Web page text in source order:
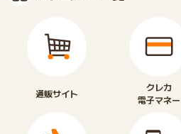
通販サイト
クレカ
電子マネー